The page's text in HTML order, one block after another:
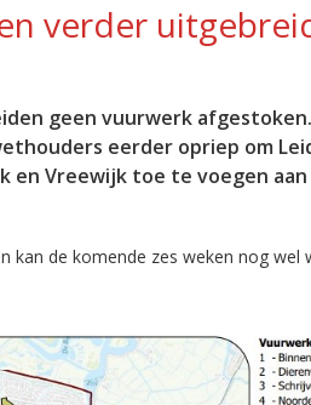
verder
geen vuurwerk
eerder opriep om
Vreewijk toe te voegen
de komende zes weken nog wel